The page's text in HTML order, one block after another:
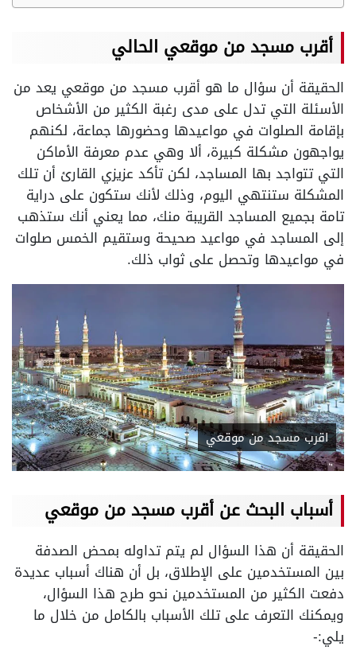
أقرب مسجد من موقعي الحالي
الحقيقة أن سؤال ما هو أقرب مسجد من موقعي يعد من
الأسئلة التي تدل على مدى رغبة الكثير من الأشخاص
بإقامة الصلوات في مواعيدها وحضورها جماعة، لكنهم
يواجهون مشكلة كبيرة، ألا وهي عدم معرفة الأماكن
التي تتواجد بها المساجد، لكن تأكد عزيزي القارئ أن تلك
المشكلة ستنتهي اليوم، وذلك لأنك ستكون على دراية
تامة بجميع المساجد القريبة منك، مما يعني أنك ستذهب
إلى المساجد في مواعيد صحيحة وستقيم الخمس صلوات
في مواعيدها وتحصل على ثواب ذلك.
اقرب مسجد من موقعي
أسباب البحث عن أقرب مسجد من موقعي
الحقيقة أن هذا السؤال لم يتم تداوله بمحض الصدفة
بين المستخدمين على الإطلاق، بل أن هناك أسباب عديدة
دفعت الكثير من المستخدمين نحو طرح هذا السؤال،
ويمكنك التعرف على تلك الأسباب بالكامل من خلال ما
يلي:-